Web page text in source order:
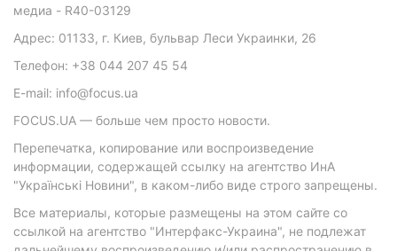
медиа - R40-03129
Адрес: 01133, г. Киев, бульвар Леси Украинки, 26
Телефон: +38 044 207 45 54
E-mail: info@focus.ua
FOCUS.UA — больше чем просто новости.
Перепечатка, копирование или воспроизведение
информации, содержащей ссылку на агентство ИнА
"Українські Новини", в каком-либо виде строго запрещены.
Все материалы, которые размещены на этом сайте со
ссылкой на агентство "Интерфакс-Украина", не подлежат